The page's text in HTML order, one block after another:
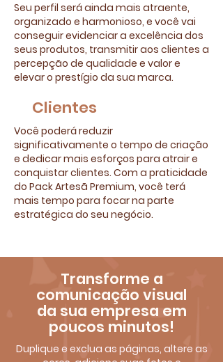
Seu perfil será ainda mais atraente,
organizado e harmonioso, e você vai
conseguir evidenciar a excelência dos
seus produtos, transmitir aos clientes a
percepção de qualidade e valor e
elevar o prestígio da sua marca.​
Clientes​
Você poderá reduzir
significativamente o tempo de criação
e dedicar mais esforços para atrair e
conquistar clientes. Com a praticidade
do Pack Artesã Premium, você terá
mais tempo para focar na parte
estratégica do seu negócio.​
Transforme a
comunicação visual
da sua empresa em
poucos minutos!
Duplique e exclua as páginas, altere as